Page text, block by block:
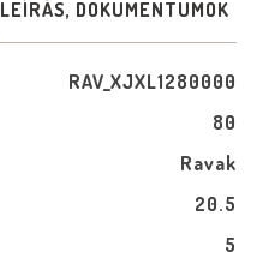
LEÍRÁS, DOKUMENTUMOK
RAV_XJXL1280000
80
Ravak
20.5
5